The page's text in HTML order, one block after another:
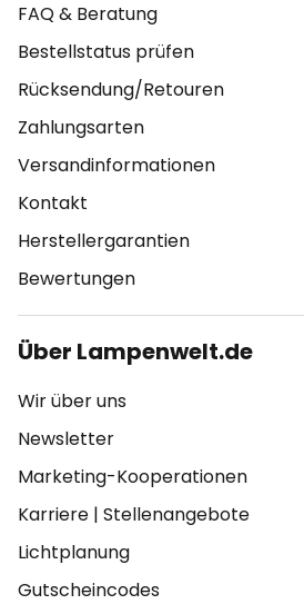
FAQ & Beratung
Bestellstatus prüfen
Rücksendung/Retouren
Zahlungsarten
Versandinformationen
Kontakt
Herstellergarantien
Bewertungen
Über Lampenwelt.de
Wir über uns
Newsletter
Marketing-Kooperationen
Karriere | Stellenangebote
Lichtplanung
Gutscheincodes